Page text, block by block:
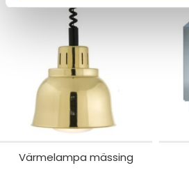
Värmelampa mässing